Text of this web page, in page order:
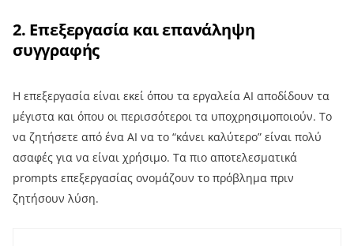
2. Επεξεργασία και επανάληψη
συγγραφής
Η επεξεργασία είναι εκεί όπου τα εργαλεία AI αποδίδουν τα
μέγιστα και όπου οι περισσότεροι τα υποχρησιμοποιούν. Το
να ζητήσετε από ένα AI να το “κάνει καλύτερο” είναι πολύ
ασαφές για να είναι χρήσιμο. Τα πιο αποτελεσματικά
prompts επεξεργασίας ονομάζουν το πρόβλημα πριν
ζητήσουν λύση.